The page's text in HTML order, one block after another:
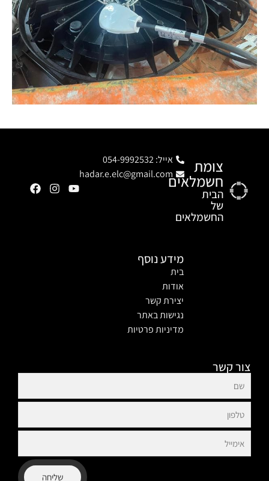
צומת
חשמלאים
הבית
של
החשמלאים
אייל: 054-9992532
hadar.e.elc@gmail.com
מידע נוסף
בית
אודות
יצירת קשר
נגישות באתר
מדיניות פרטיות
צור קשר
שליחה